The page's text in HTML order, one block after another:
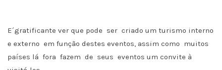
E´gratificante ver que pode ser criado um turismo interno
e externo em função destes eventos, assim como muitos
países lá fora fazem de seus eventos um convite à